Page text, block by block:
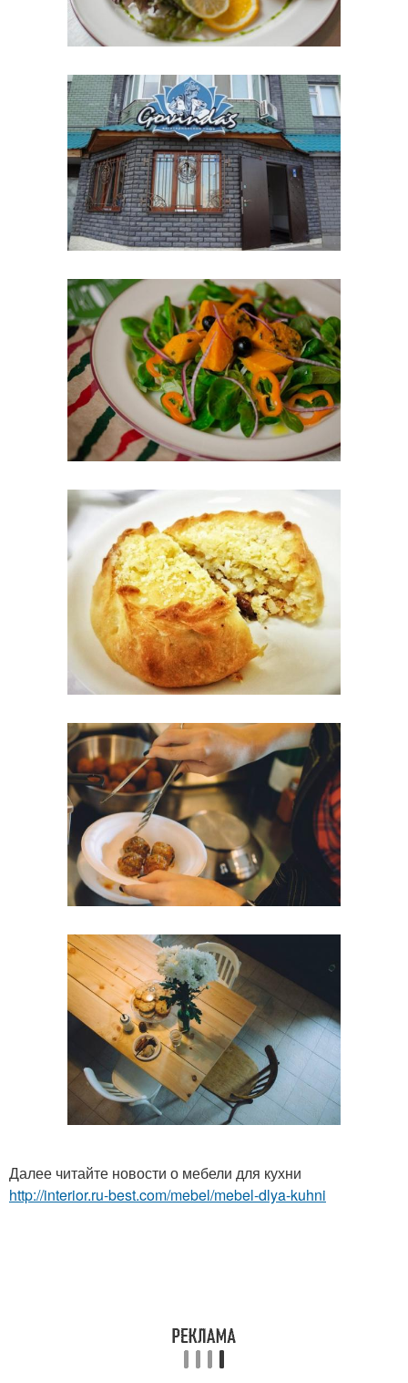
Далее читайте новости о мебели для кухни
http://interior.ru-best.com/mebel/mebel-dlya-kuhni